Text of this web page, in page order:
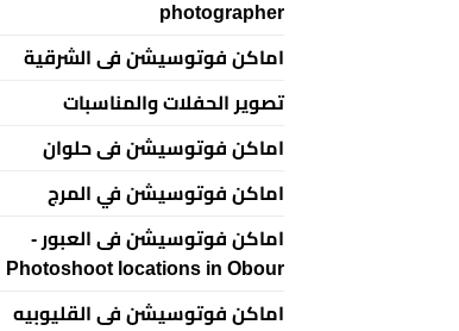
photographer
اماكن فوتوسيشن فى الشرقية
تصوير الحفلات والمناسبات
اماكن فوتوسيشن فى حلوان
اماكن فوتوسيشن في المرج
اماكن فوتوسيشن فى العبور -
Photoshoot locations in Obour
اماكن فوتوسيشن فى القليوبيه